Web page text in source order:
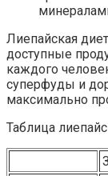
Лиепайская
доступные
каждого
суперфуды и
максимально
Таблица